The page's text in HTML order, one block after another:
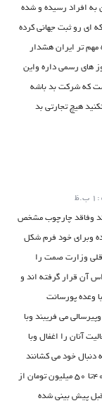
به افراد رسیده و شده
ای رو ثبت جهانی کرده
مهم تر ایران هشدار
های رسمی داره واین
که شرکت بد باشه
هیچ تجارتی بد
وفاقد چارچوب مشخص
وبرای خود فرم شکل
وزارت صمت را
آن قرار گرفته اند و
وعده پورسانت
می فریبند وبا
آنان را اغفال وبا
دنبال خود می کشانند
وبابت این کار نیز درمراحل اولیه حداقل‌ ۴۰تا ۵۰ میلیون تومان از
پیش بینی شده